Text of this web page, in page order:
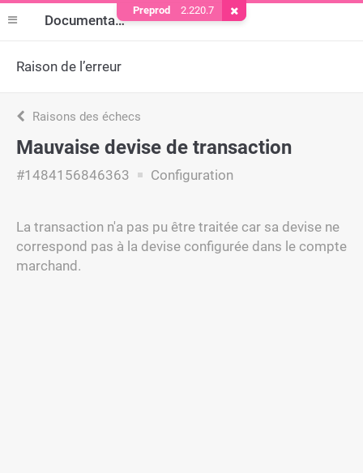
Documentation
Raison de l’erreur
Raisons des échecs
Mauvaise devise de transaction
#1484156846363 Configuration
La transaction n'a pas pu être traitée car sa devise ne
correspond pas à la devise configurée dans le compte
marchand.
Preprod 2.220.7 Supprimer le cookie